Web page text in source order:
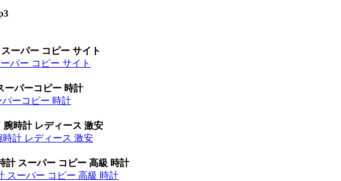
ーパー コピー サイト
パー コピー サイト
ーパーコピー 時計
パーコピー 時計
腕時計 レディース 激安
計 レディース 激安
計 スーパー コピー 高級 時計
スーパー コピー 高級 時計